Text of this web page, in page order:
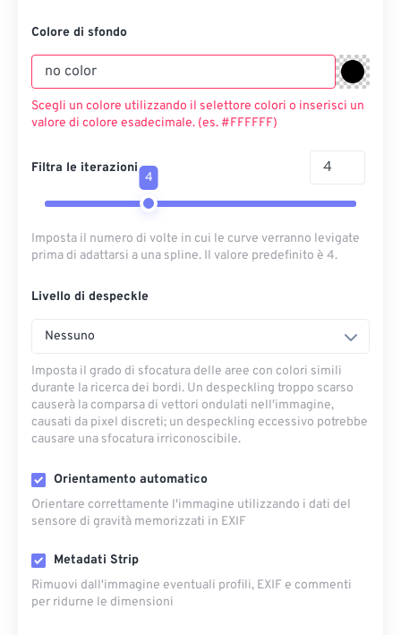
Colore di sfondo
Scegli un colore utilizzando il selettore colori o inserisci un
valore di colore esadecimale. (es. #FFFFFF)
Filtra le iterazioni
4
Imposta il numero di volte in cui le curve verranno levigate
prima di adattarsi a una spline. Il valore predefinito è 4.
Livello di despeckle
Nessuno
Imposta il grado di sfocatura delle aree con colori simili
durante la ricerca dei bordi. Un despeckling troppo scarso
causerà la comparsa di vettori ondulati nell'immagine,
causati da pixel discreti; un despeckling eccessivo potrebbe
causare una sfocatura irriconoscibile.
Orientamento automatico
Orientare correttamente l'immagine utilizzando i dati del
sensore di gravità memorizzati in EXIF
Metadati Strip
Rimuovi dall'immagine eventuali profili, EXIF ​​e commenti
per ridurne le dimensioni